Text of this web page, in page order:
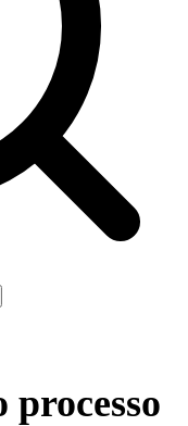
processo